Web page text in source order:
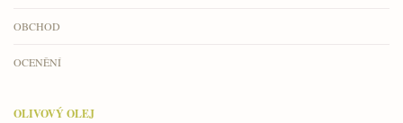
OBCHOD
OCENĚNÍ
OLIVOVÝ OLEJ